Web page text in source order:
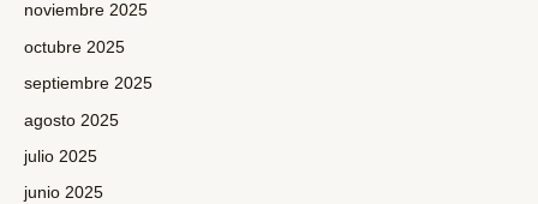
noviembre 2025
octubre 2025
septiembre 2025
agosto 2025
julio 2025
junio 2025